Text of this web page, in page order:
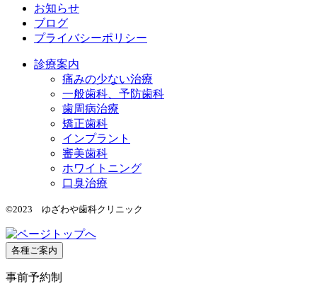
お知らせ
ブログ
プライバシーポリシー
診療案内
痛みの少ない治療
一般歯科、予防歯科
歯周病治療
矯正歯科
インプラント
審美歯科
ホワイトニング
口臭治療
©2023 ゆざわや歯科クリニック
各種ご案内
事前予約制